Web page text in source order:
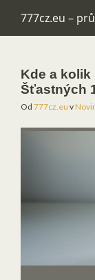
777cz.eu –
Kde a kolik
Šťastných
Od 777cz.eu v